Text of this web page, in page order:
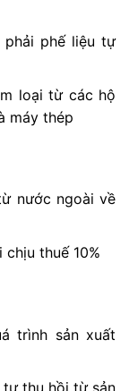
phế liệu tự
loại từ các hộ
máy thép
nước ngoài về
thuế 10%
trình sản xuất